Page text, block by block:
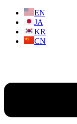
EN
JA
KR
CN